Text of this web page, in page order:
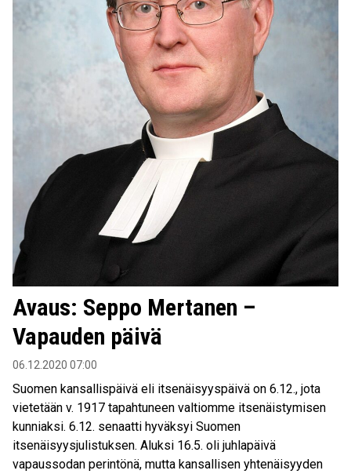
Avaus: Seppo Mertanen –
Vapauden päivä
06.12.2020 07:00
Suomen kansallispäivä eli itsenäisyyspäivä on 6.12., jota
vietetään v. 1917 tapahtuneen valtiomme itsenäistymisen
kunniaksi. 6.12. senaatti hyväksyi Suomen
itsenäisyysjulistuksen. Aluksi 16.5. oli juhlapäivä
vapaussodan perintönä, mutta kansallisen yhtenäisyyden